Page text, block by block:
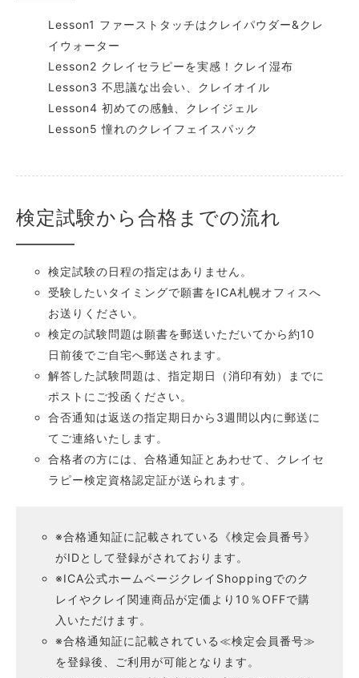
Lesson1 ファーストタッチはクレイパウダー&クレ
イウォーター
Lesson2 クレイセラピーを実感！クレイ湿布
Lesson3 不思議な出会い、クレイオイル
Lesson4 初めての感触、クレイジェル
Lesson5 憧れのクレイフェイスパック
検定試験から合格までの流れ
検定試験の日程の指定はありません。
受験したいタイミングで願書をICA札幌オフィスへ
お送りください。
検定の試験問題は願書を郵送いただいてから約10
日前後でご自宅へ郵送されます。
解答した試験問題は、指定期日（消印有効）までに
ポストにご投函ください。
合否通知は返送の指定期日から3週間以内に郵送に
てご連絡いたします。
合格者の方には、合格通知証とあわせて、クレイセ
ラピー検定資格認定証が送られます。
合格通知証に記載されている《検定会員番号》
がIDとして登録がされております。
ICA公式ホームページクレイShoppingでのク
レイやクレイ関連商品が定価より10％OFFで購
入いただけます。
合格通知証に記載されている≪検定会員番号≫
を登録後、ご利用が可能となります。